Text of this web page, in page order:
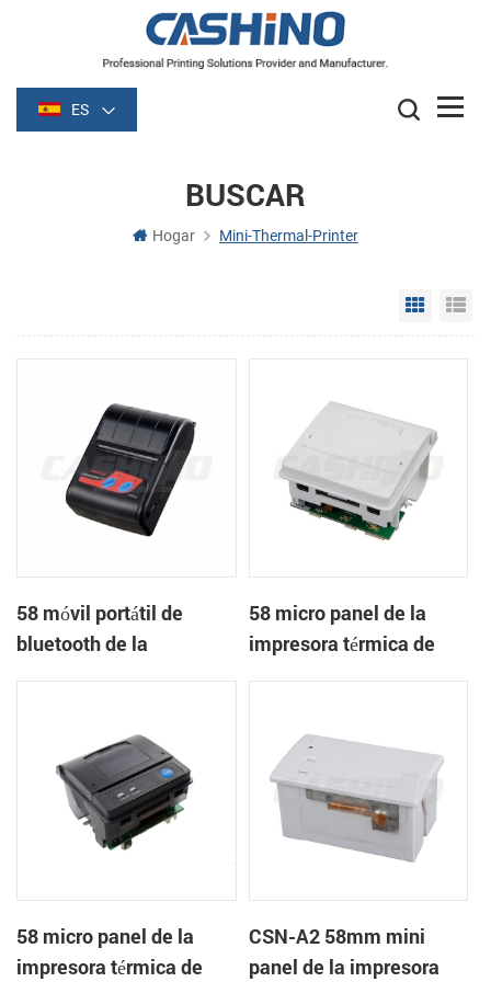
ES
BUSCAR
Hogar Mini-Thermal-Printer
Grid
58 móvil portátil de
bluetooth de la
58 micro panel de la
impresora térmica de
58 micro panel de la
impresora térmica de
CSN-A2 58mm mini
panel de la impresora